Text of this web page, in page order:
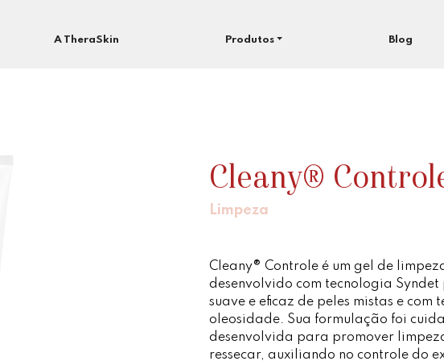
A TheraSkin Produtos Blog
Cleany®
Limpeza
Cleany® Controle é um gel de
desenvolvido com tecnologia
suave e eficaz de peles mistas e com
oleosidade. Sua formulação foi
desenvolvida para promover
ressecar, auxiliando no controle do